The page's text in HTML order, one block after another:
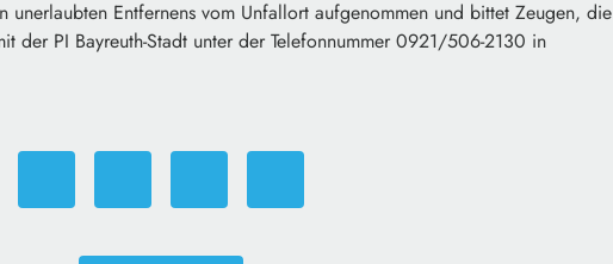
unerlaubten Entfernens vom Unfallort aufgenommen und bittet Zeugen, die
der PI Bayreuth-Stadt unter der Telefonnummer 0921/506-2130 in